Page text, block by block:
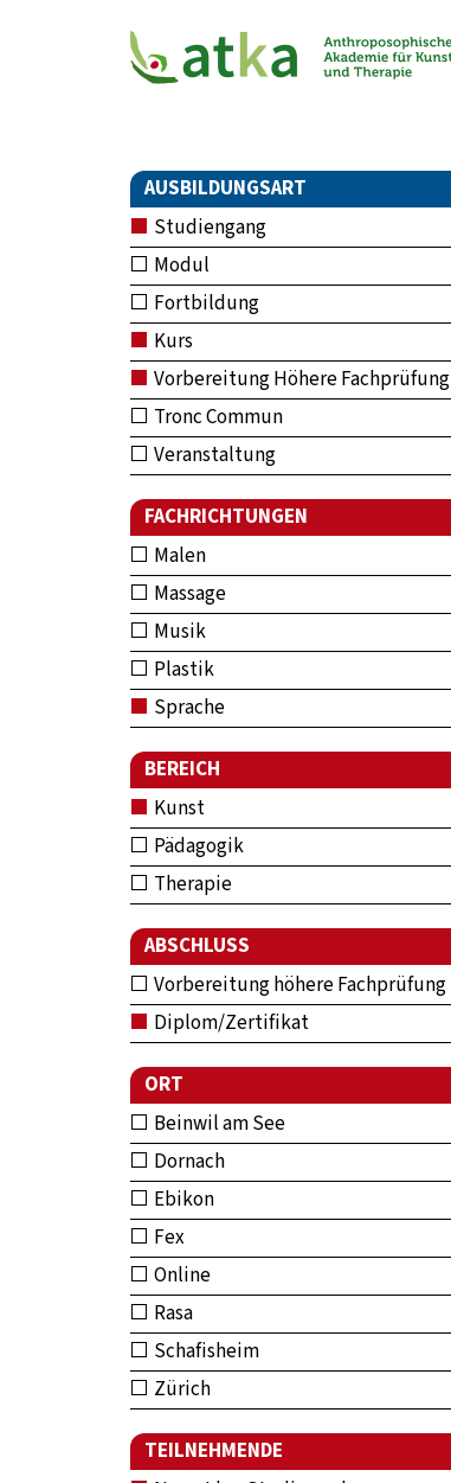
AUSBILDUNGSART
Studiengang
Modul
Fortbildung
Kurs
Vorbereitung Höhere Fachprüfung
Tronc Commun
Veranstaltung
FACHRICHTUNGEN
Malen
Massage
Musik
Plastik
Sprache
BEREICH
Kunst
Pädagogik
Therapie
ABSCHLUSS
Vorbereitung höhere Fachprüfung
Diplom/Zertifikat
ORT
Beinwil am See
Dornach
Ebikon
Fex
Online
Rasa
Schafisheim
Zürich
TEILNEHMENDE